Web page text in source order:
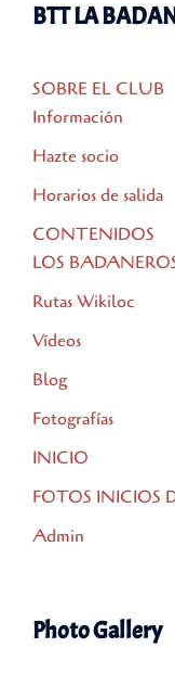
BTT LA
SOBRE EL CLUB
Información
Hazte socio
Horarios de salida
CONTENIDOS
LOS
Rutas Wikiloc
Vídeos
Blog
Fotografías
INICIO
FOTOS INICIOS
Admin
Photo Gallery